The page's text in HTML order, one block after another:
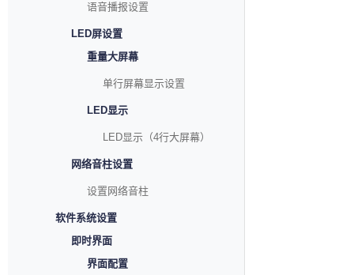
语音播报设置
LED屏设置
重量大屏幕
单行屏幕显示设置
LED显示
LED显示（4行大屏幕）
网络音柱设置
设置网络音柱
软件系统设置
即时界面
界面配置